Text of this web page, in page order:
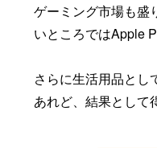
ゲーミング市場も盛
いところではApple
さらに生活用品とし
あれど、結果として